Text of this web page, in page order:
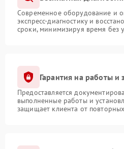
Современное оборудование и
экспресс-диагностику и
сроки, минимизируя время без
Гарантия на работы и
Предоставляется
выполненные работы и
защищает клиента от